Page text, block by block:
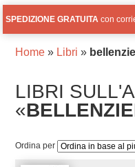
SPEDIZIONE GRATUITA con
Home» Libri »
LIBRI
«
Ordina per